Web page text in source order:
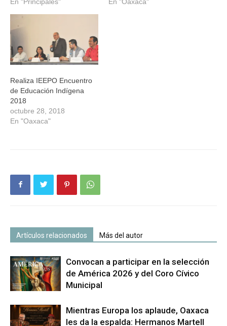
En "Principales"
En "Oaxaca"
Realiza IEEPO Encuentro
de Educación Indígena
2018
octubre 28, 2018
En "Oaxaca"
Artículos relacionados Más del autor
Convocan a participar en la selección
de América 2026 y del Coro Cívico
Municipal
Mientras Europa los aplaude, Oaxaca
les da la espalda: Hermanos Martell